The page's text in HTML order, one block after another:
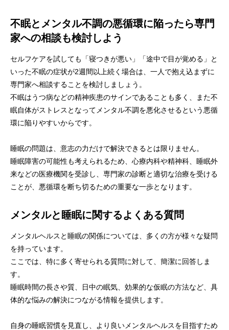
不眠とメンタル不調の悪循環に陥ったら専門
家への相談も検討しよう
セルフケアを試しても「寝つきが悪い」「途中で目が覚める」と
いった不眠の症状が2週間以上続く場合は、一人で抱え込まずに
専門家へ相談することを検討しましょう。
不眠はうつ病などの精神疾患のサインであることも多く、また不
眠自体がストレスとなってメンタル不調を悪化させるという悪循
環に陥りやすいからです。
睡眠の問題は、意志の力だけで解決できるとは限りません。
睡眠障害の可能性も考えられるため、心療内科や精神科、睡眠外
来などの医療機関を受診し、専門家の診断と適切な治療を受ける
ことが、悪循環を断ち切るための重要な一歩となります。
メンタルと睡眠に関するよくある質問
メンタルヘルスと睡眠の関係については、多くの方が様々な疑問
を持っています。
ここでは、特に多く寄せられる質問に対して、簡潔に回答しま
す。
睡眠時間の長さや質、日中の眠気、効果的な仮眠の方法など、具
体的な悩みの解決につながる情報を提供します。
自身の睡眠習慣を見直し、より良いメンタルヘルスを目指すため